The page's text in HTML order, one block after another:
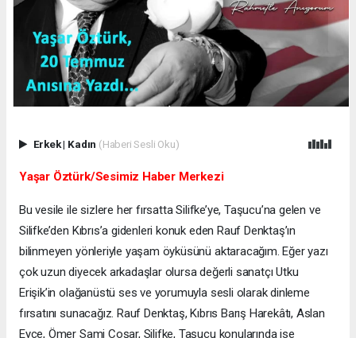
Erkek| Kadın (Haberi Sesli Oku)
Yaşar Öztürk/Sesimiz Haber Merkezi
Bu vesile ile sizlere her fırsatta Silifke’ye, Taşucu’na gelen ve
Silifke’den Kıbrıs’a gidenleri konuk eden Rauf Denktaş’ın
bilinmeyen yönleriyle yaşam öyküsünü aktaracağım. Eğer yazı
çok uzun diyecek arkadaşlar olursa değerli sanatçı Utku
Erişik’in olağanüstü ses ve yorumuyla sesli olarak dinleme
fırsatını sunacağız. Rauf Denktaş, Kıbrıs Barış Harekâtı, Aslan
Eyce, Ömer Sami Coşar, Silifke, Taşucu konularında ise